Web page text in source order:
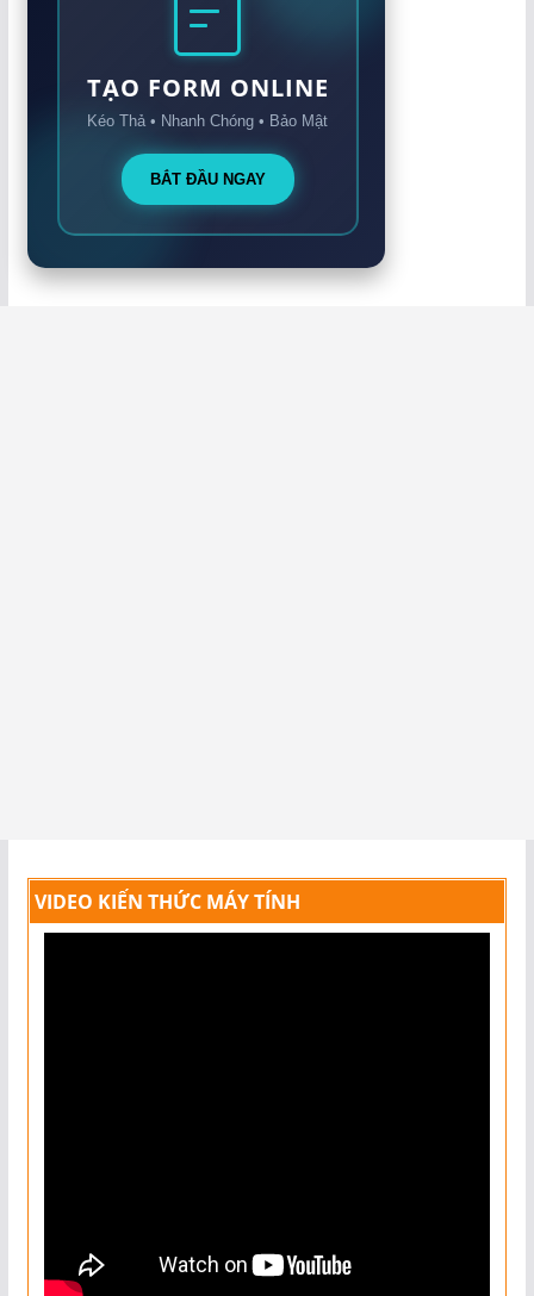
TẠO FORM ONLINE
Kéo Thả • Nhanh Chóng • Bảo Mật
BẮT ĐẦU NGAY
VIDEO KIẾN THỨC MÁY TÍNH